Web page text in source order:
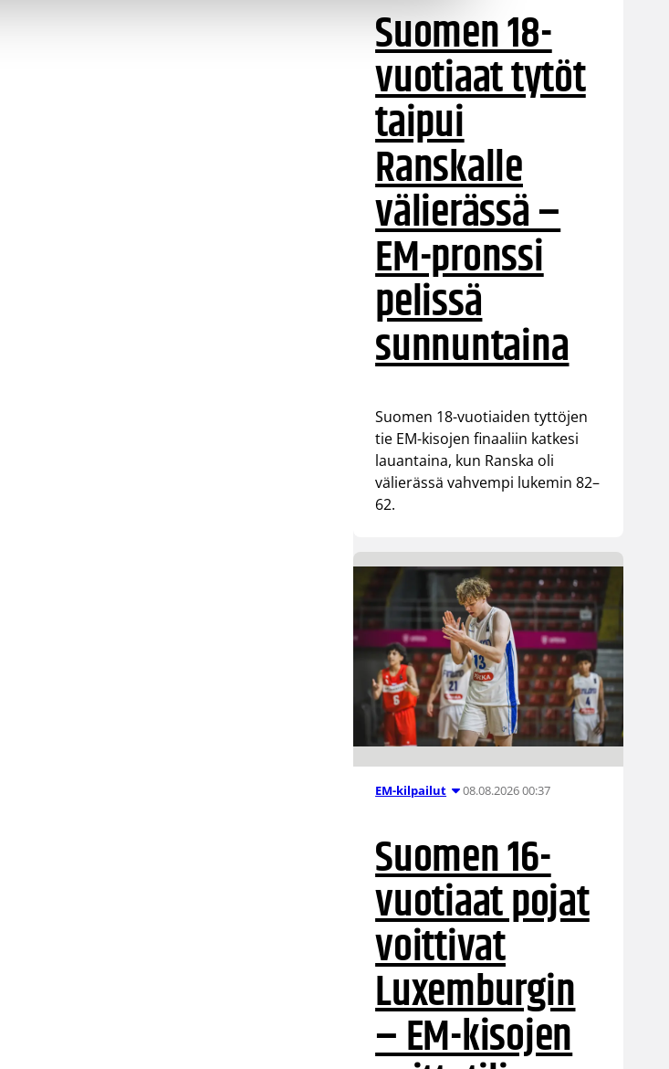
Suomen 18-
vuotiaat tytöt
taipui
Ranskalle
välierässä –
EM-pronssi
pelissä
sunnuntaina
Suomen 18-vuotiaiden tyttöjen
tie EM-kisojen finaaliin katkesi
lauantaina, kun Ranska oli
välierässä vahvempi lukemin 82–
62.
EM-kilpailut 08.08.2026 00:37
Suomen 16-
vuotiaat pojat
voittivat
Luxemburgin
– EM-kisojen